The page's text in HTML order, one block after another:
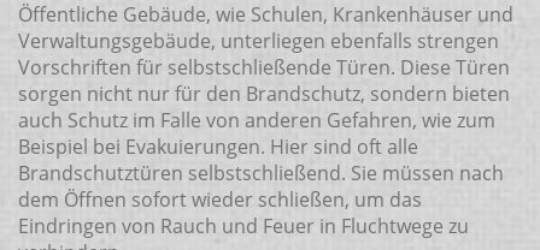
Öffentliche Gebäude, wie Schulen, Krankenhäuser und
Verwaltungsgebäude, unterliegen ebenfalls strengen
Vorschriften für selbstschließende Türen. Diese Türen
sorgen nicht nur für den Brandschutz, sondern bieten
auch Schutz im Falle von anderen Gefahren, wie zum
Beispiel bei Evakuierungen. Hier sind oft alle
Brandschutztüren selbstschließend. Sie müssen nach
dem Öffnen sofort wieder schließen, um das
Eindringen von Rauch und Feuer in Fluchtwege zu